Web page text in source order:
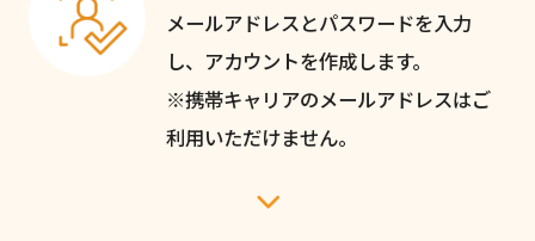
メールアドレスとパスワードを入力
し、アカウントを作成します。
※携帯キャリアのメールアドレスはご
利用いただけません。